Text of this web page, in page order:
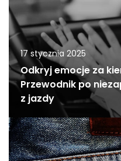
17 stycznia 2025
Odkryj emocje za
Przewodnik po
z jazdy